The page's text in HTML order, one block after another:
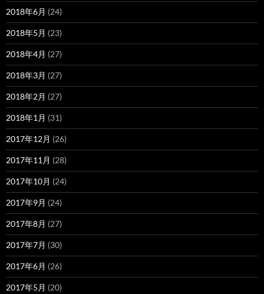
2018年6月 (24)
2018年5月 (23)
2018年4月 (27)
2018年3月 (27)
2018年2月 (27)
2018年1月 (31)
2017年12月 (26)
2017年11月 (28)
2017年10月 (24)
2017年9月 (24)
2017年8月 (27)
2017年7月 (30)
2017年6月 (26)
2017年5月 (20)